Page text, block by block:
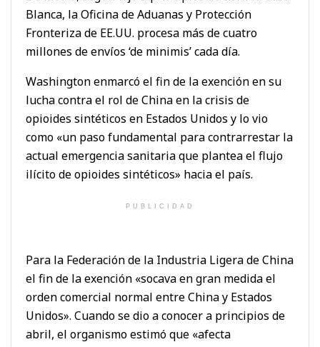
Blanca, la Oficina de Aduanas y Protección
Fronteriza de EE.UU. procesa más de cuatro
millones de envíos ‘de minimis’ cada día.
Washington enmarcó el fin de la exención en su
lucha contra el rol de China en la crisis de
opioides sintéticos en Estados Unidos y lo vio
como «un paso fundamental para contrarrestar la
actual emergencia sanitaria que plantea el flujo
ilícito de opioides sintéticos» hacia el país.
PUBLICIDAD
Para la Federación de la Industria Ligera de China
el fin de la exención «socava en gran medida el
orden comercial normal entre China y Estados
Unidos». Cuando se dio a conocer a principios de
abril, el organismo estimó que «afecta